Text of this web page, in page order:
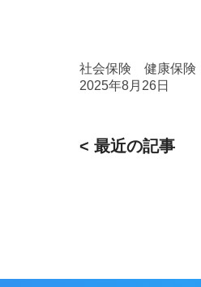
社会保険 健康保険
2025年8月26日
< 最近の記事